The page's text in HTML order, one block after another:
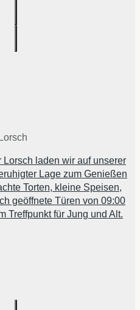
laden wir auf unserer
Lage zum Genießen
Torten, kleine Speisen,
geöffnete Türen von 09:00
Treffpunkt für Jung und Alt.